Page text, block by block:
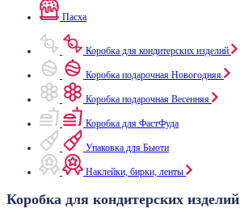
Пасха
Коробка для кондитерских изделий
Коробка подарочная Новогодняя
Коробка подарочная Весенняя
Коробка для ФастФуда
Упаковка для Бьюти
Наклейки, бирки, ленты
Коробка для кондитерских изделий